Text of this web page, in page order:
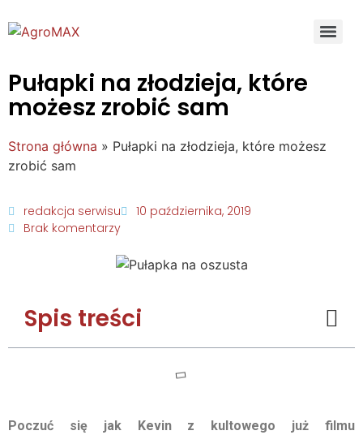
Pułapki na złodzieja, które
możesz zrobić sam
Strona główna » Pułapki na złodzieja, które możesz
zrobić sam
redakcja serwisu
10 października, 2019
Brak komentarzy
Spis treści
Poczuć się jak Kevin z kultowego już filmu